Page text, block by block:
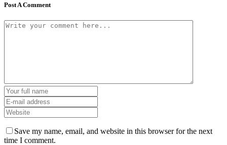
Post A Comment
Save my name, email, and website in this browser for the next
time I comment.